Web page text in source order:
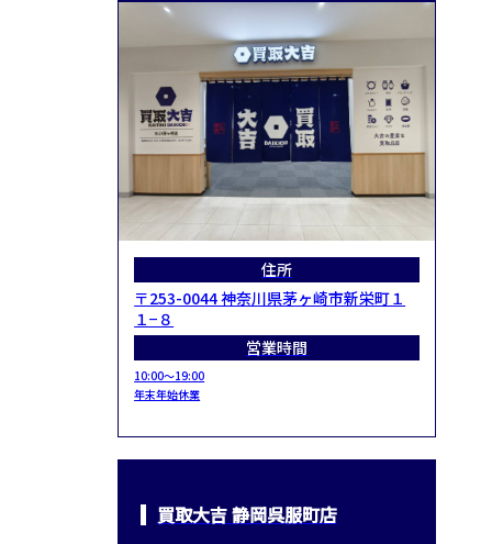
住所
〒253-0044 神奈川県茅ヶ崎市新栄町１
１−８
営業時間
10:00～19:00
年末年始休業
買取大吉 静岡呉服町店